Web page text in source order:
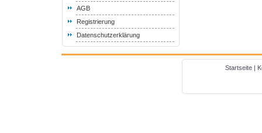
AGB
Registrierung
Datenschutzerklärung
Startseite |